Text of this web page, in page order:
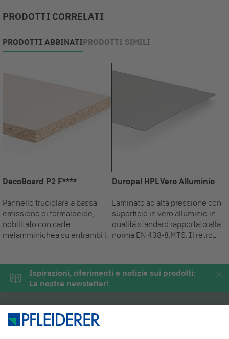
PRODOTTI CORRELATI
PRODOTTI ABBINATIPRODOTTI SIMILI
DecoBoard P2 F****
Pannello truciolare a bassa
emissione di formaldeide,
nobilitato con carte
melamminichea su entrambi i
Duropal HPL Vero Alluminio
Laminato ad alta pressione con
superficie in vero alluminio in
qualitá standard rapportato alla
norma EN 438-8:MTS. Il retro
Ispirazioni, riferimenti e notizie sui prodotti:
La nostra newsletter!